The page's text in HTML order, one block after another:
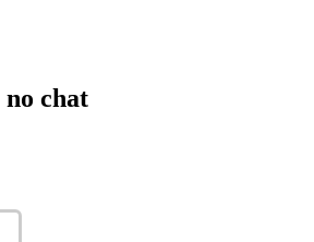
no chat